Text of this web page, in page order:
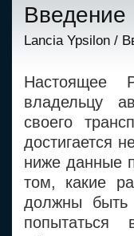
Введение
Lancia Ypsilon /
Настоящее
владельцу
своего
достигается
ниже данные
том, какие
должны
попытаться